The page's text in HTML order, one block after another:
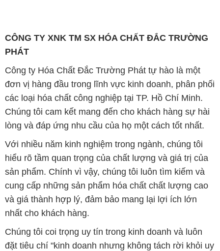
CÔNG TY XNK TM SX HÓA CHẤT ĐẮC TRƯỜNG
PHÁT
Công ty Hóa Chất Đắc Trường Phát tự hào là một
đơn vị hàng đầu trong lĩnh vực kinh doanh, phân phối
các loại hóa chất công nghiệp tại TP. Hồ Chí Minh.
Chúng tôi cam kết mang đến cho khách hàng sự hài
lòng và đáp ứng nhu cầu của họ một cách tốt nhất.
Với nhiều năm kinh nghiệm trong ngành, chúng tôi
hiểu rõ tầm quan trọng của chất lượng và giá trị của
sản phẩm. Chính vì vậy, chúng tôi luôn tìm kiếm và
cung cấp những sản phẩm hóa chất chất lượng cao
và giá thành hợp lý, đảm bảo mang lại lợi ích lớn
nhất cho khách hàng.
Chúng tôi coi trọng uy tín trong kinh doanh và luôn
đặt tiêu chí "kinh doanh nhưng không tách rời khỏi uy